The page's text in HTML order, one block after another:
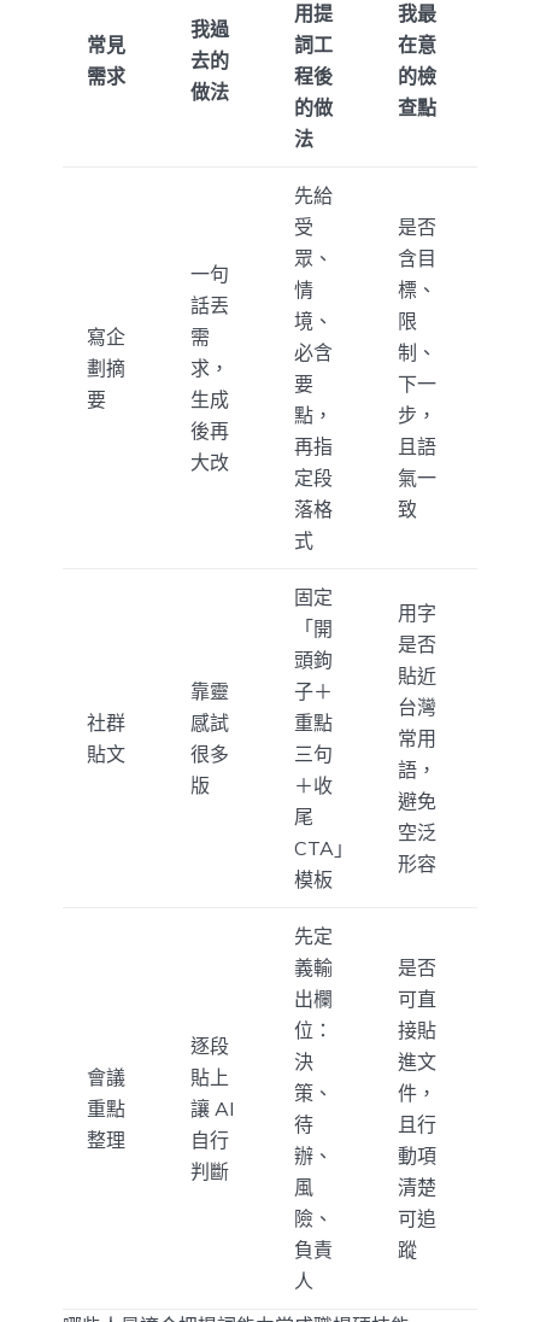
常見
需求
我過
去的
做法
用提
詞工
程後
的做
法
我最
在意
的檢
查點
寫企
劃摘
要
一句
話丟
需
求，
生成
後再
大改
先給
受
眾、
情
境、
必含
要
點，
再指
定段
落格
式
是否
含目
標、
限
制、
下一
步，
且語
氣一
致
社群
貼文
靠靈
感試
很多
版
固定
「開
頭鉤
子＋
重點
三句
＋收
尾
CTA」
模板
用字
是否
貼近
台灣
常用
語，
避免
空泛
形容
會議
重點
整理
逐段
貼上
讓 AI
自行
判斷
先定
義輸
出欄
位：
決
策、
待
辦、
風
險、
負責
人
是否
可直
接貼
進文
件，
且行
動項
清楚
可追
蹤